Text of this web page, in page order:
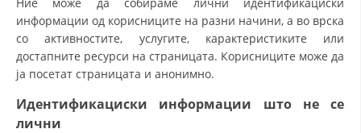
ПРИРАЧНИЦИ
СТРАТЕГИИ
информации од корисниците на разни начини, а во врска
со активностите, услугите, карактеристиките или
достапните ресурси на страницата. Корисниците може да
ја посетат страницата и анонимно.
Идентификациски информации што
не се
лични